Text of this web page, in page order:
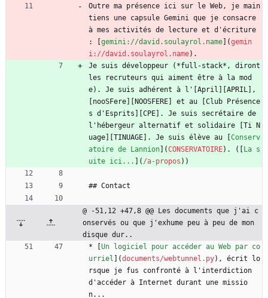
Outre ma présence ici sur le Web, je main
tiens une capsule Gemini que je consacre
à mes activités de lecture et d'écriture
: [ gemini://david.soulayrol.name ](gemin
i://david.soulayrol.name).
Je suis développeur (*full-stack*, diront
les recruteurs qui aiment être à la mod
e). Je suis adhérent à l'[April][APRIL],
[nooSFere][NOOSFERE] et au [Club Présence
s d'Esprits][CPE]. Je suis secrétaire de
l'hébergeur alternatif et solidaire [Ti N
uage][TINUAGE]. Je suis élève au [ Conserv
atoire de Lannion ](CONSERVATOIRE). ([
La s
uite ici...
]( /a-propos ))
## Contact
@ -51,12 +47,8 @@ Les documents que j'ai c
onservés ou que j'exhume peu à peu de mon
disque dur..
* [ Un logiciel pour accéder au Web par co
urriel ](documents/webtunnel.py), écrit lo
rsque je fus confronté à l'interdiction
d'accéder à Internet durant une missio
n...